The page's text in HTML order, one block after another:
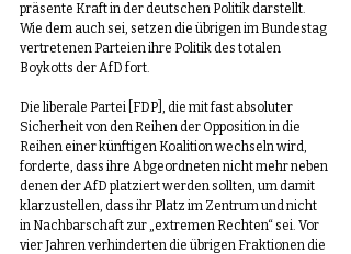
präsente Kraft in der deutschen Politik darstellt.
Wie dem auch sei, setzen die übrigen im Bundestag
vertretenen Parteien ihre Politik des totalen
Boykotts der AfD fort.
Die liberale Partei [FDP], die mit fast absoluter
Sicherheit von den Reihen der Opposition in die
Reihen einer künftigen Koalition wechseln wird,
forderte, dass ihre Abgeordneten nicht mehr neben
denen der AfD platziert werden sollten, um damit
klarzustellen, dass ihr Platz im Zentrum und nicht
in Nachbarschaft zur „extremen Rechten“ sei. Vor
vier Jahren verhinderten die übrigen Fraktionen die